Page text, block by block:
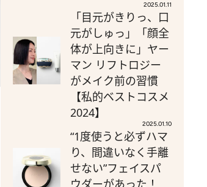
2025.01.11
「目元がきりっ、口
元がしゅっ」「顔全
体が上向きに」ヤー
マン リフトロジー
がメイク前の習慣
【私的ベストコスメ
2024】
2025.01.10
“1度使うと必ずハマ
り、間違いなく手離
せない”フェイスパ
ウダーがあった！